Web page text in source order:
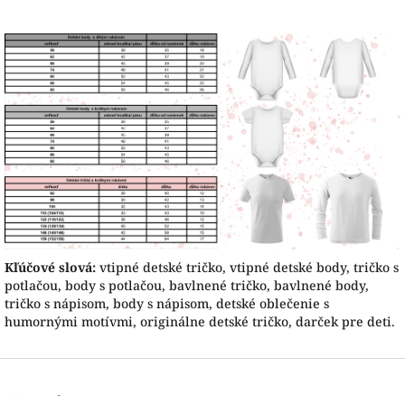
Kľúčové slová: vtipné detské tričko, vtipné detské body, tričko s
potlačou, body s potlačou, bavlnené tričko, bavlnené body,
tričko s nápisom, body s nápisom, detské oblečenie s
humornými motívmi, originálne detské tričko, darček pre deti.